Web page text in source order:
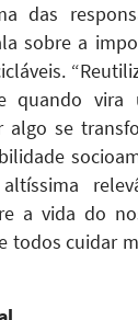
das
sobre a
quando
algo se
a vida do
todos cuidar